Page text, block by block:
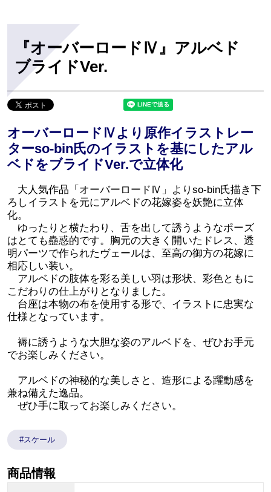
『オーバーロードⅣ』アルベド
ブライドVer.
オーバーロードⅣより原作イラストレー
ターso-bin氏のイラストを基にしたアル
ベドをブライドVer.で立体化
大人気作品「オーバーロードⅣ」よりso-bin氏描き下
ろしイラストを元にアルベドの花嫁姿を妖艶に立体
化。
ゆったりと横たわり、舌を出して誘うようなポーズ
はとても蠱惑的です。胸元の大きく開いたドレス、透
明パーツで作られたヴェールは、至高の御方の花嫁に
相応しい装い。
アルベドの肢体を彩る美しい羽は形状、彩色ともに
こだわりの仕上がりとなりました。
台座は本物の布を使用する形で、イラストに忠実な
仕様となっています。
褥に誘うような大胆な姿のアルベドを、ぜひお手元
でお楽しみください。
アルベドの神秘的な美しさと、造形による躍動感を
兼ね備えた逸品。
ぜひ手に取ってお楽しみください。
#スケール
商品情報